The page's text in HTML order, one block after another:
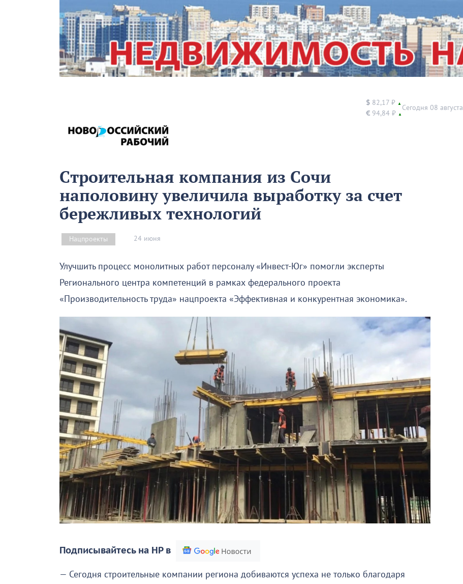
$ 82,17 ₽ ▲
€ 94,84 ₽ ▲
Сегодня 08 августа
Строительная компания из Сочи
наполовину увеличила выработку за счет
бережливых технологий
Нацпроекты 24 июня
Улучшить процесс монолитных работ персоналу «Инвест-Юг» помогли эксперты
Регионального центра компетенций в рамках федерального проекта
«Производительность труда» нацпроекта «Эффективная и конкурентная экономика».
Подписывайтесь на НР в
— Сегодня строительные компании региона добиваются успеха не только благодаря